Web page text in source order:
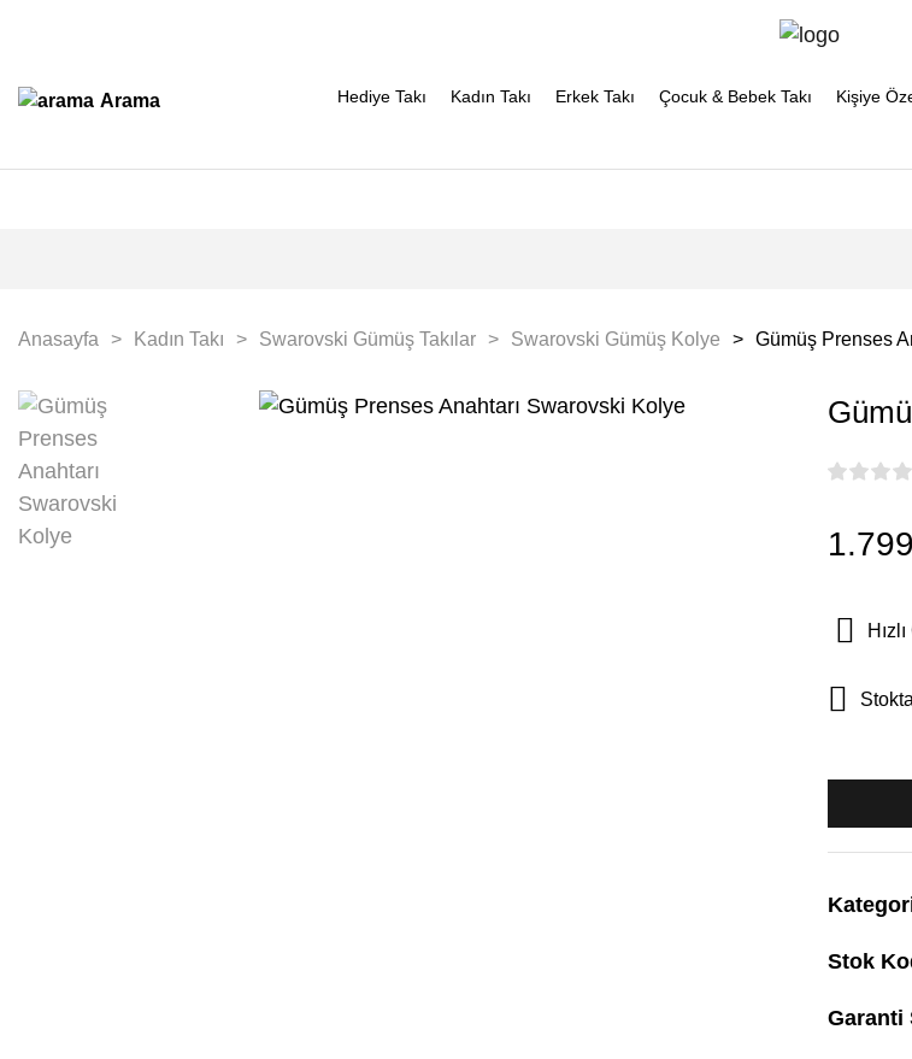
Arama Hediye Takı Kadın Takı Erkek Takı Çocuk & Bebek Takı Kişiye
Anasayfa Kadın Takı Swarovski Gümüş Takılar Swarovski Gümüş Kolye Gümüş Prenses
Stok
Garanti